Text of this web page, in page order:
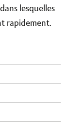
lesquelles
rapidement.